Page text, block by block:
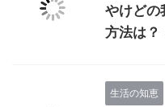
やけどの
方法は？
生活の知恵